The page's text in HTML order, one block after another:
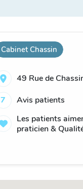
Cabinet Chassin
49 Rue de
7
Avis patients
Les patients
praticien &